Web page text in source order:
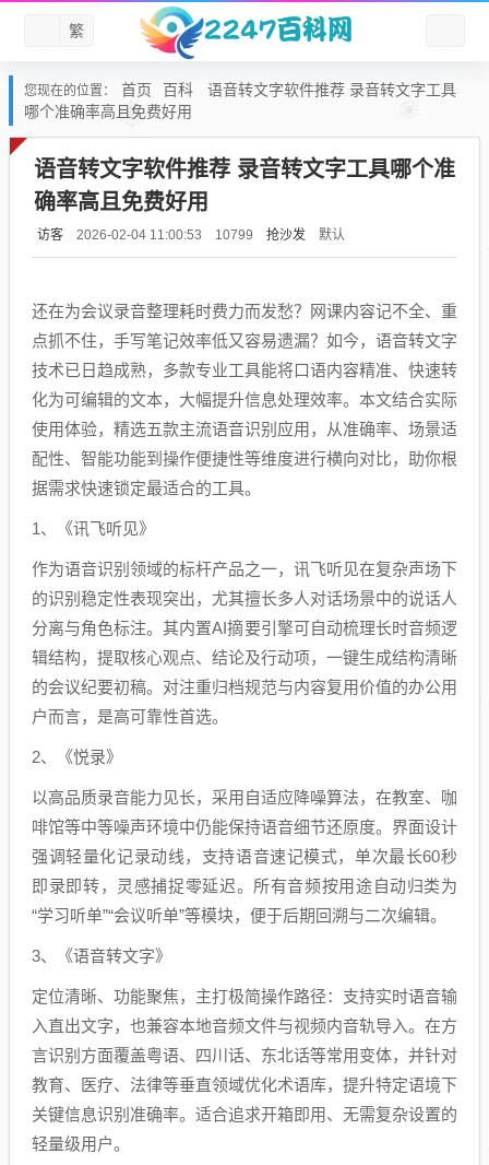
繁
您现在的位置： 首页 百科
语音转文字软件推荐 录音转文字工具
哪个准确率高且免费好用
语音转文字软件推荐 录音转文字工具哪个准
确率高且免费好用
访客 2026-02-04 11:00:53 10799 抢沙发 默认
还在为会议录音整理耗时费力而发愁？网课内容记不全、重
点抓不住，手写笔记效率低又容易遗漏？如今，语音转文字
技术已日趋成熟，多款专业工具能将口语内容精准、快速转
化为可编辑的文本，大幅提升信息处理效率。本文结合实际
使用体验，精选五款主流语音识别应用，从准确率、场景适
配性、智能功能到操作便捷性等维度进行横向对比，助你根
据需求快速锁定最适合的工具。
1、《讯飞听见》
作为语音识别领域的标杆产品之一，讯飞听见在复杂声场下
的识别稳定性表现突出，尤其擅长多人对话场景中的说话人
分离与角色标注。其内置AI摘要引擎可自动梳理长时音频逻
辑结构，提取核心观点、结论及行动项，一键生成结构清晰
的会议纪要初稿。对注重归档规范与内容复用价值的办公用
户而言，是高可靠性首选。
2、《悦录》
以高品质录音能力见长，采用自适应降噪算法，在教室、咖
啡馆等中等噪声环境中仍能保持语音细节还原度。界面设计
强调轻量化记录动线，支持语音速记模式，单次最长60秒
即录即转，灵感捕捉零延迟。所有音频按用途自动归类为
“学习听单”“会议听单”等模块，便于后期回溯与二次编辑。
3、《语音转文字》
定位清晰、功能聚焦，主打极简操作路径：支持实时语音输
入直出文字，也兼容本地音频文件与视频内音轨导入。在方
言识别方面覆盖粤语、四川话、东北话等常用变体，并针对
教育、医疗、法律等垂直领域优化术语库，提升特定语境下
关键信息识别准确率。适合追求开箱即用、无需复杂设置的
轻量级用户。